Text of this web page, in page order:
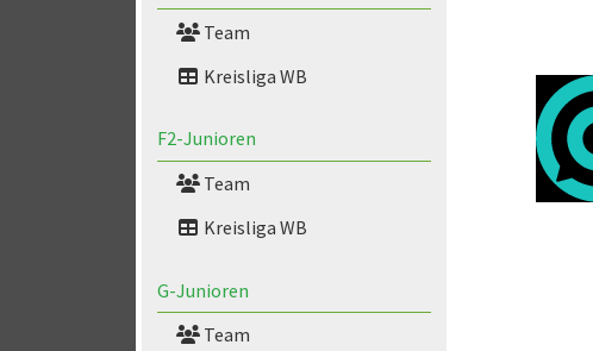
Team
Kreisliga WB
F2-Junioren
Team
Kreisliga WB
G-Junioren
Team